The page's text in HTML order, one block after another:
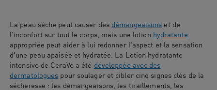
La peau sèche peut causer des démangeaisons et de
l'inconfort sur tout le corps, mais une lotion hydratante
appropriée peut aider à lui redonner l'aspect et la sensation
d'une peau apaisée et hydratée. La Lotion hydratante
intensive de CeraVe a été développée avec des
dermatologues pour soulager et cibler cinq signes clés de la
sécheresse : les démangeaisons, les tiraillements, les